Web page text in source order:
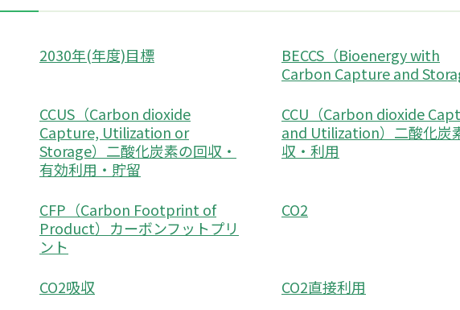
2030年(年度)目標
BECCS（Bioenergy with
Carbon Capture and
CCUS（Carbon dioxide
Capture, Utilization or
Storage）二酸化炭素の回収・
有効利用・貯留
CCU（Carbon dioxide
and Utilization）二酸化炭
収・利用
CFP（Carbon Footprint of
Product）カーボンフットプリ
ント
CO2
CO2吸収
CO2直接利用